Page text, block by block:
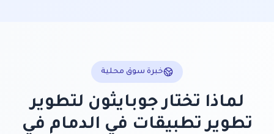
خبرة سوق محلية
لماذا تختار جوبايثون لتطوير
تطوير تطبيقات في الدمام في